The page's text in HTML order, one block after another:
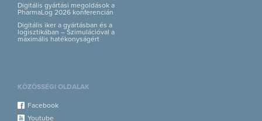
Digitális gyártási megoldások a
PharmaLog 2026 konferencián
Digitális iker a gyártásban és a
logisztikában – Szimulációval a
maximális hatékonyságért
KÖZÖSSÉGI OLDALAK
Facebook
Youtube